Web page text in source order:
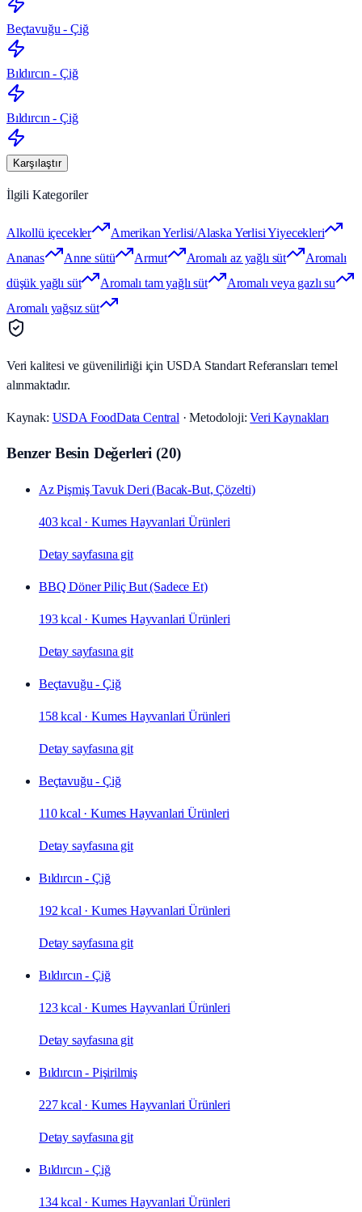
Beçtavuğu - Çiğ
Bıldırcın - Çiğ
Bıldırcın - Çiğ
Karşılaştır
İlgili Kategoriler
Alkollü içecekler
Amerikan Yerlisi/Alaska Yerlisi Yiyecekleri
Ananas
Anne sütü Armut Aromalı az yağlı süt
Aromalı
düşük yağlı süt
Aromalı tam yağlı süt
Aromalı veya gazlı su
Aromalı yağsız süt
Veri kalitesi ve güvenilirliği için USDA Standart Referansları temel
alınmaktadır.
Kaynak: USDA FoodData Central · Metodoloji:Veri Kaynakları
Benzer Besin Değerleri (20)
Az Pişmiş Tavuk Deri (Bacak‑But, Çözelti)
403 kcal ·Kumes Hayvanlari Ürünleri
Detay sayfasına git
BBQ Döner Piliç But (Sadece Et)
193 kcal ·Kumes Hayvanlari Ürünleri
Detay sayfasına git
Beçtavuğu - Çiğ
158 kcal ·Kumes Hayvanlari Ürünleri
Detay sayfasına git
Beçtavuğu - Çiğ
110 kcal ·Kumes Hayvanlari Ürünleri
Detay sayfasına git
Bıldırcın - Çiğ
192 kcal ·Kumes Hayvanlari Ürünleri
Detay sayfasına git
Bıldırcın - Çiğ
123 kcal ·Kumes Hayvanlari Ürünleri
Detay sayfasına git
Bıldırcın - Pişirilmiş
227 kcal ·Kumes Hayvanlari Ürünleri
Detay sayfasına git
Bıldırcın - Çiğ
134 kcal ·Kumes Hayvanlari Ürünleri